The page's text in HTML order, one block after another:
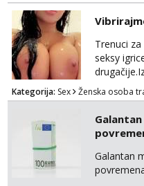
Trenuci
seksy
tebe.sve
Kategorija: Sex Ženska osoba
Galantan